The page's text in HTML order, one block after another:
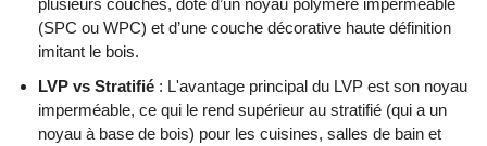
(SPC ou WPC) et d’une couche décorative haute définition
imitant le bois.
LVP vs Stratifié : L'avantage principal du LVP est son noyau
imperméable, ce qui le rend supérieur au stratifié (qui a un
noyau à base de bois) pour les cuisines, salles de bain et